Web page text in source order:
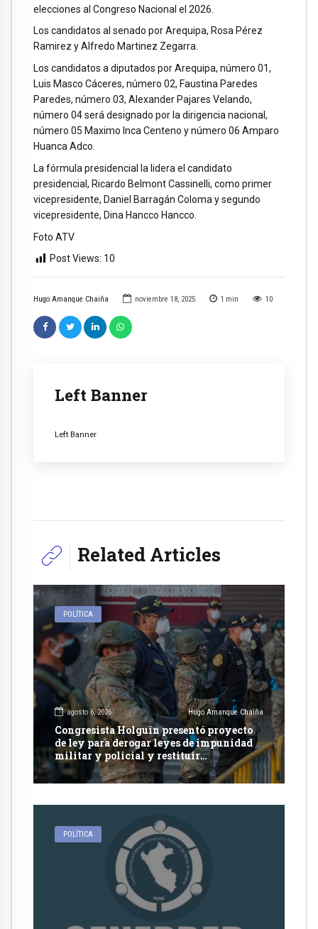
Hugo Amanque Chaiña noviembre 18, 2025 1 min 10
Left Banner
Left Banner
elecciones al Congreso Nacional el 2026.
Los candidatos al senado por Arequipa, Rosa Pérez
Ramirez y Alfredo Martinez Zegarra.
Los candidatos a diputados por Arequipa, número 01,
Luis Masco Cáceres, número 02, Faustina Paredes
Paredes, número 03, Alexander Pajares Velando,
número 04 será designado por la dirigencia nacional,
número 05 Maximo Inca Centeno y número 06 Amparo
Huanca Adco.
La fórmula presidencial la lidera el candidato
presidencial, Ricardo Belmont Cassinelli, como primer
vicepresidente, Daniel Barragán Coloma y segundo
vicepresidente, Dina Hancco Hancco.
Foto ATV
Post Views: 10
Related Articles
POLÍTICA
agosto 6, 2026 Hugo Amanque Chaiña
Congresista Holguín presentó proyecto
de ley para derogar leyes de impunidad
militar y policial y restituir
competencia de justicia ordinaria
POLÍTICA